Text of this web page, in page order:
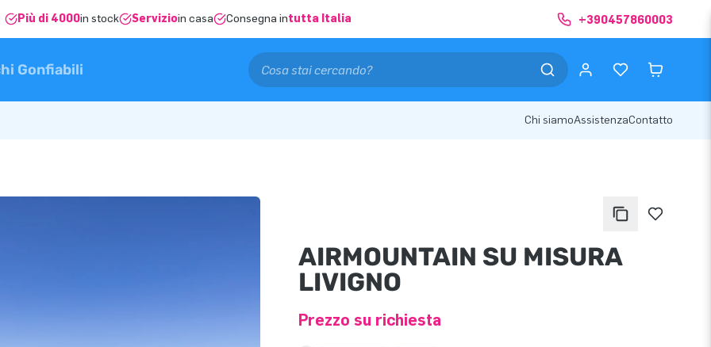
Più di 4000in stock Servizioin casa Consegna intutta Italia +390457860003
Gonfiabili
Chi siamoAssistenzaContatto
AIRMOUNTAIN SU MISURA
LIVIGNO
Prezzo su richiesta